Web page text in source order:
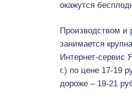
окажутся
Производством и
занимается
Интернет-сервис
г.) по цене 17-19
дороже – 19-21